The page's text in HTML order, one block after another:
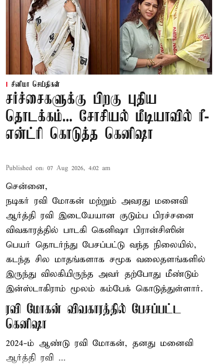
சினிமா செய்திகள்
சர்ச்சைகளுக்கு பிறகு புதிய
தொடக்கம்... சோசியல் மீடியாவில் ரீ-
என்ட்ரி கொடுத்த கெனிஷா
Published on: 07 Aug 2026, 4:02 am
சென்னை,
நடிகர் ரவி மோகன் மற்றும் அவரது மனைவி
ஆர்த்தி ரவி இடையேயான குடும்ப பிரச்சனை
விவகாரத்தில் பாடகி கெனிஷா பிரான்சிஸின்
பெயர் தொடர்ந்து பேசப்பட்டு வந்த நிலையில்,
கடந்த சில மாதங்களாக சமூக வலைதளங்களில்
இருந்து விலகியிருந்த அவர் தற்போது மீண்டும்
இன்ஸ்டாகிராம் மூலம் கம்பேக் கொடுத்துள்ளார்.
ரவி மோகன் விவகாரத்தில் பேசப்பட்ட
கெனிஷா
2024-ம் ஆண்டு ரவி மோகன், தனது மனைவி
ஆர்த்தி ரவி ...